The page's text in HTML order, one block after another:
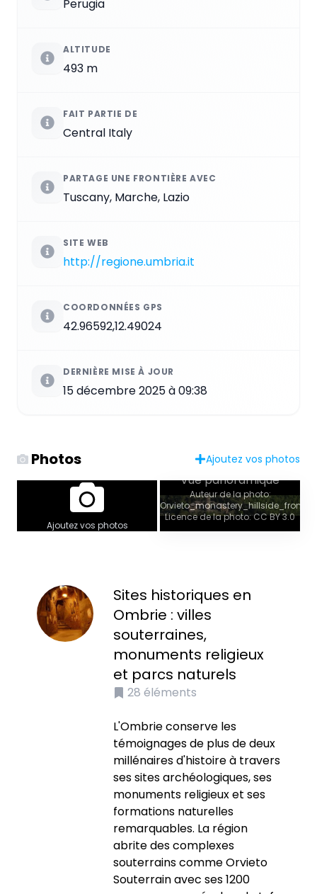
Perugia
ALTITUDE
493 m
FAIT PARTIE DE
Central Italy
PARTAGE UNE FRONTIÈRE AVEC
Tuscany, Marche, Lazio
SITE WEB
http://regione.umbria.it
COORDONNÉES GPS
42.96592,12.49024
DERNIÈRE MISE À JOUR
15 décembre 2025 à 09:38
Photos Ajoutez vos photos
Ajoutez vos photos
Vue panoramique
Auteur de la photo:
Licence de la photo: CC BY 3.0
Sites historiques en
Ombrie : villes
souterraines,
monuments religieux
et parcs naturels
28 éléments
L'Ombrie conserve les
témoignages de plus de deux
millénaires d'histoire à travers
ses sites archéologiques, ses
monuments religieux et ses
formations naturelles
remarquables. La région
abrite des complexes
souterrains comme Orvieto
Souterrain avec ses 1200